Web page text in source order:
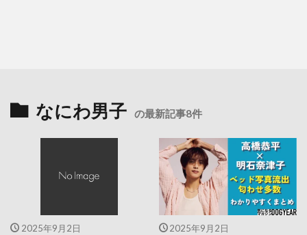
なにわ男子 の最新記事8件
2025年9月2日 2025年9月2日